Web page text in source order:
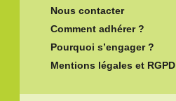
Nous contacter
Comment adhérer ?
Pourquoi s’engager ?
Mentions légales et RGPD